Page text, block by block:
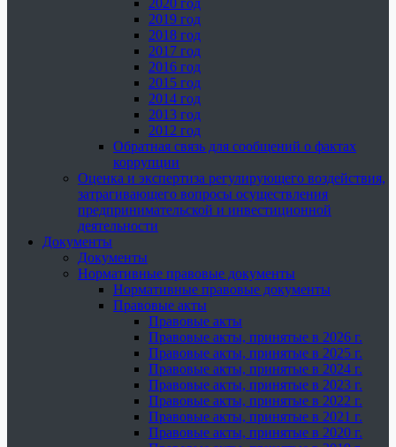
2020 год
2019 год
2018 год
2017 год
2016 год
2015 год
2014 год
2013 год
2012 год
Обратная связь для сообщений о фактах
коррупции
Оценка и экспертиза регулирующего воздействия,
затрагивающего вопросы осуществления
предпринимательской и инвестиционной
деятельности
Документы
Документы
Нормативные правовые документы
Нормативные правовые документы
Правовые акты
Правовые акты
Правовые акты, принятые в 2026 г.
Правовые акты, принятые в 2025 г.
Правовые акты, принятые в 2024 г.
Правовые акты, принятые в 2023 г.
Правовые акты, принятые в 2022 г.
Правовые акты, принятые в 2021 г.
Правовые акты, принятые в 2020 г.